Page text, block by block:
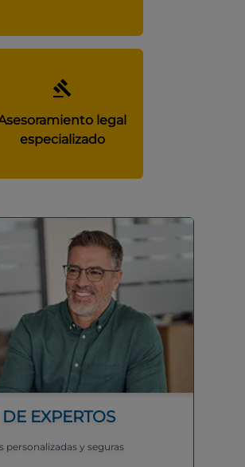
legal
especializado
DE EXPERTOS
personalizadas y seguras